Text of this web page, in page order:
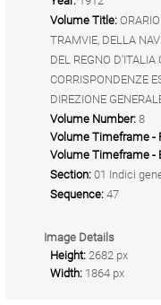
Volume Title:
TRAMVIE, DELLA
DEL REGNO D'ITALIA
CORRISPONDENZE
DIREZIONE
Volume Number: 8
Volume Timeframe -
Volume Timeframe -
Section: 01 Indici
Sequence: 47
Image Details
Height: 2682 px
Width: 1864 px